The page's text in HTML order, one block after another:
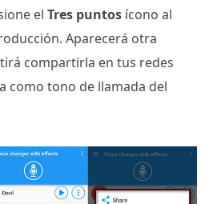
el Tres puntos ícono al
Aparecerá otra
compartirla en tus redes
como tono de llamada del